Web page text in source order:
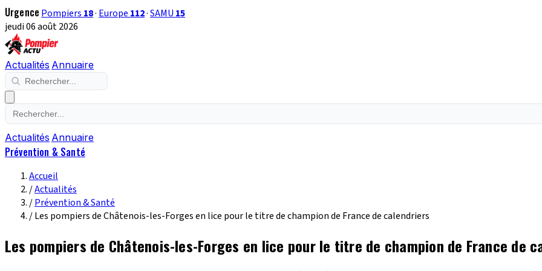
Urgence Pompiers 18· Europe 112·SAMU 15
jeudi 06 août 2026
Actualités Annuaire
Actualités Annuaire
Prévention & Santé
Accueil
/Actualités
/Prévention & Santé
/Les pompiers de Châtenois-les-Forges en lice pour le titre de champion de France de calendriers
Les pompiers de Châtenois-les-Forges en lice pour le titre de champion de France de